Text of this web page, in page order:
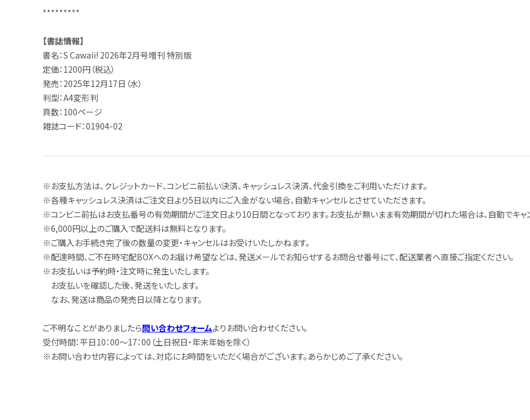
*********
【書誌情報】
書名：S Cawaii! 2026年2月号増刊 特別版
定価：1200円（税込）
発売：2025年12月17日（水）
判型：A4変形判
頁数：100ページ
雑誌コード：01904-02
※お支払方法は、クレジットカード、コンビニ前払い決済、キャッシュレス決済、代金引換をご利用いただけます。
※各種キャッシュレス決済はご注文日より5日以内にご入金がない場合、自動キャンセルとさせていただきます。
※コンビニ前払はお支払番号の有効期間がご注文日より10日間となっております。お支払が無いまま有効期間が切れた場合は、自動でキャ
※6,000円以上のご購入で配送料は無料となります。
※ご購入お手続き完了後の数量の変更・キャンセルはお受けいたしかねます。
※配達時間、ご不在時宅配BOXへのお届け希望などは、発送メールでお知らせするお問合せ番号にて、配送業者へ直接ご指定ください。
※お支払いは予約時・注文時に発生いたします。
お支払いを確認した後、発送をいたします。
なお、発送は商品の発売日以降となります。
ご不明なことがありましたら問い合わせフォームよりお問い合わせください。
受付時間：平日10：00～17：00（土日祝日・年末年始を除く）
※お問い合わせ内容によっては、対応にお時間をいただく場合がございます。あらかじめご了承ください。